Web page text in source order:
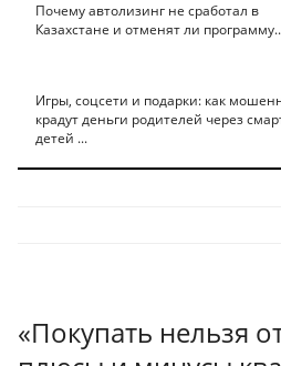
Почему автолизинг не сработал в
Казахстане и отменят ли
Игры, соцсети и подарки: как
крадут деньги родителей через
детей ...
«Покупать нельзя